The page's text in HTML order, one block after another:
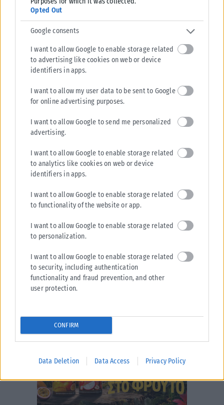
Opted Out
Google consents
I want to allow Google to enable storage related
to advertising like cookies on web or device
identifiers in apps.
I want to allow my user data to be sent to Google
for online advertising purposes.
I want to allow Google to send me personalized
advertising.
I want to allow Google to enable storage related
to analytics like cookies on web or device
identifiers in apps.
I want to allow Google to enable storage related
to functionality of the website or app.
I want to allow Google to enable storage related
to personalization.
I want to allow Google to enable storage related
to security, including authentication
functionality and fraud prevention, and other
user protection.
CONFIRM
Data Deletion Data Access Privacy Policy
ΣΥΡΙΖΑ-ΠΣ: Η ενεργειακή ρήτρα δεν σημαίνει χαμηλότερους
λογαριασμούς, ούτε σβήνει 7 χρόνια ενεργειακής ακρίβειας
τιμές ρεύματος και καυσίμων ασκεί ο ΣΥΡΙΖΑ-ΠΣ, με αφορμή τη...
ΑΝΑΡΤΉΘΗΚΕ ΑΠΌKARFITSANEWS 07/08/2026